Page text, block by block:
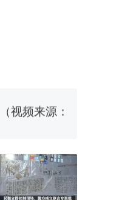
视频来源：
·裸眼3D！